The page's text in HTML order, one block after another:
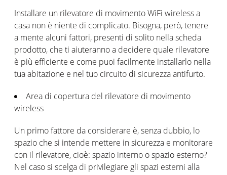
Installare un rilevatore di movimento WiFi wireless a
casa non è niente di complicato. Bisogna, però, tenere
a mente alcuni fattori, presenti di solito nella scheda
prodotto, che ti aiuteranno a decidere quale rilevatore
è più efficiente e come puoi facilmente installarlo nella
tua abitazione e nel tuo circuito di sicurezza antifurto.
Area di copertura del rilevatore di movimento
wireless
Un primo fattore da considerare è, senza dubbio, lo
spazio che si intende mettere in sicurezza e monitorare
con il rilevatore, cioè: spazio interno o spazio esterno?
Nel caso si scelga di privilegiare gli spazi esterni alla